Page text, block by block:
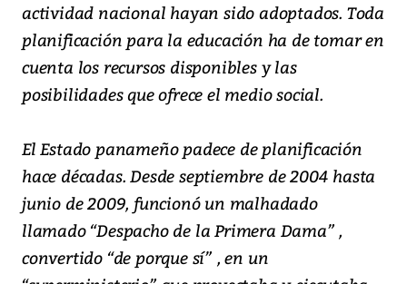
actividad nacional hayan sido adoptados. Toda
planificación para la educación ha de tomar en
cuenta los recursos disponibles y las
posibilidades que ofrece el medio social.
El Estado panameño padece de planificación
hace décadas. Desde septiembre de 2004 hasta
junio de 2009, funcionó un malhadado
llamado “Despacho de la Primera Dama” ,
convertido “de porque sí” , en un